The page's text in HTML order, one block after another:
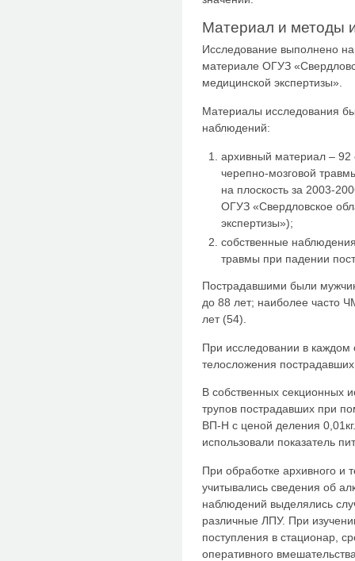
Материал и методы
Исследование выполнено
материале ОГУЗ
медицинской экспертизы».
Материалы исследования
наблюдений:
архивный материал – 92
черепно-мозговой
на плоскость за 2003-
ОГУЗ «Свердловское
экспертизы»);
собственные
травмы при падении
Пострадавшими были
до 88 лет; наиболее часто
лет (54).
При исследовании в каждом
телосложения
В собственных секционных
трупов пострадавших при
ВП-Н с ценой деления
использовали показатель
При обработке архивного и
учитывались сведения об
наблюдений выделялись
различные ЛПУ. При
поступления в стационар,
оперативного